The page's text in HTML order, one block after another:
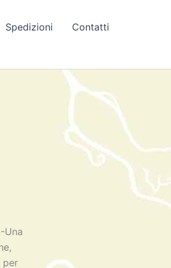
Spedizioni
Contatti
-Una
per